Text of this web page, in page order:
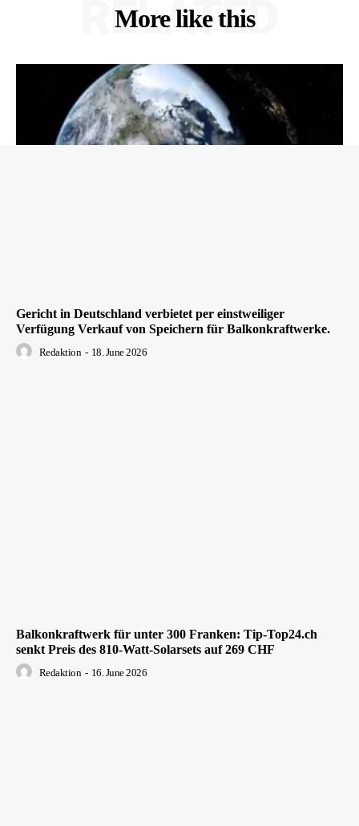
More like this
RELATED
Gericht in Deutschland verbietet per einstweiliger
Verfügung Verkauf von Speichern für Balkonkraftwerke.
Redaktion - 18. June 2026
Balkonkraftwerk für unter 300 Franken: Tip-Top24.ch
senkt Preis des 810-Watt-Solarsets auf 269 CHF
Redaktion - 16. June 2026